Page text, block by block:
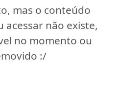
mas o conteúdo
acessar não existe,
no momento ou
:/